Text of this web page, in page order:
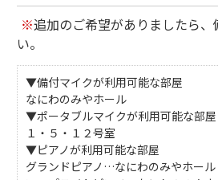
※追加のご希望がありましたら
い。
▼備付マイクが利用可能な部屋
なにわのみやホール
▼ポータブルマイクが利用可能な部屋
１・５・１２号室
▼ピアノが利用可能な部屋
グランドピアノ…なにわのみやホール